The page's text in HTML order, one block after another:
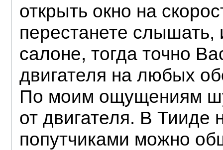
открыть окно на
перестанете
салоне, тогда точно
двигателя на любых
По моим ощущениям
от двигателя. В Тииде
попутчиками можно